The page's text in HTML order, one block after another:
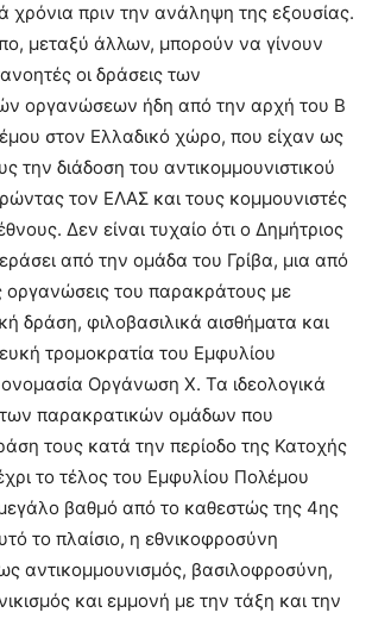
χρόνια πριν την ανάληψη της εξουσίας.
μεταξύ άλλων, μπορούν να γίνουν
οι δράσεις των
οργανώσεων ήδη από την αρχή του Β
στον Ελλαδικό χώρο, που είχαν ως
την διάδοση του αντικομμουνιστικού
τον ΕΛΑΣ και τους κομμουνιστές
Δεν είναι τυχαίο ότι ο Δημήτριος
από την ομάδα του Γρίβα, μια από
οργανώσεις του παρακράτους με
δράση, φιλοβασιλικά αισθήματα και
τρομοκρατία του Εμφυλίου
Οργάνωση Χ. Τα ιδεολογικά
των παρακρατικών ομάδων που
τους κατά την περίοδο της Κατοχής
το τέλος του Εμφυλίου Πολέμου
βαθμό από το καθεστώς της 4ης
το πλαίσιο, η εθνικοφροσύνη
αντικομμουνισμός, βασιλοφροσύνη,
και εμμονή με την τάξη και την